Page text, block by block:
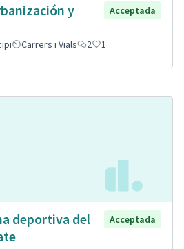
y
Acceptada
Carrers i Vials 2 1
deportiva del
Acceptada